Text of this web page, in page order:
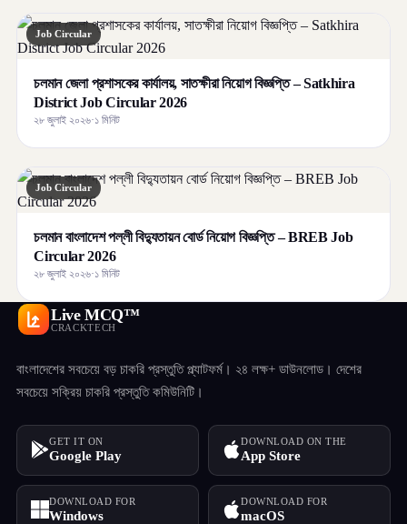
Job Circular
চলমান জেলা প্রশাসকের কার্যালয়, সাতক্ষীরা নিয়োগ বিজ্ঞপ্তি – Satkhira
District Job Circular 2026
২৮ জুলাই ২০২৬·১ মিনিট
Job Circular
চলমান বাংলাদেশ পল্লী বিদ্যুতায়ন বোর্ড নিয়োগ বিজ্ঞপ্তি – BREB Job
Circular 2026
২৮ জুলাই ২০২৬·১ মিনিট
Live MCQ™
CRACKTECH
বাংলাদেশের সবচেয়ে বড় চাকরি প্রস্তুতি প্ল্যাটফর্ম। ২৪ লক্ষ+ ডাউনলোড। দেশের
সবচেয়ে সক্রিয় চাকরি প্রস্তুতি কমিউনিটি।
GET IT ON
Google Play
DOWNLOAD ON THE
App Store
DOWNLOAD FOR
Windows
DOWNLOAD FOR
macOS